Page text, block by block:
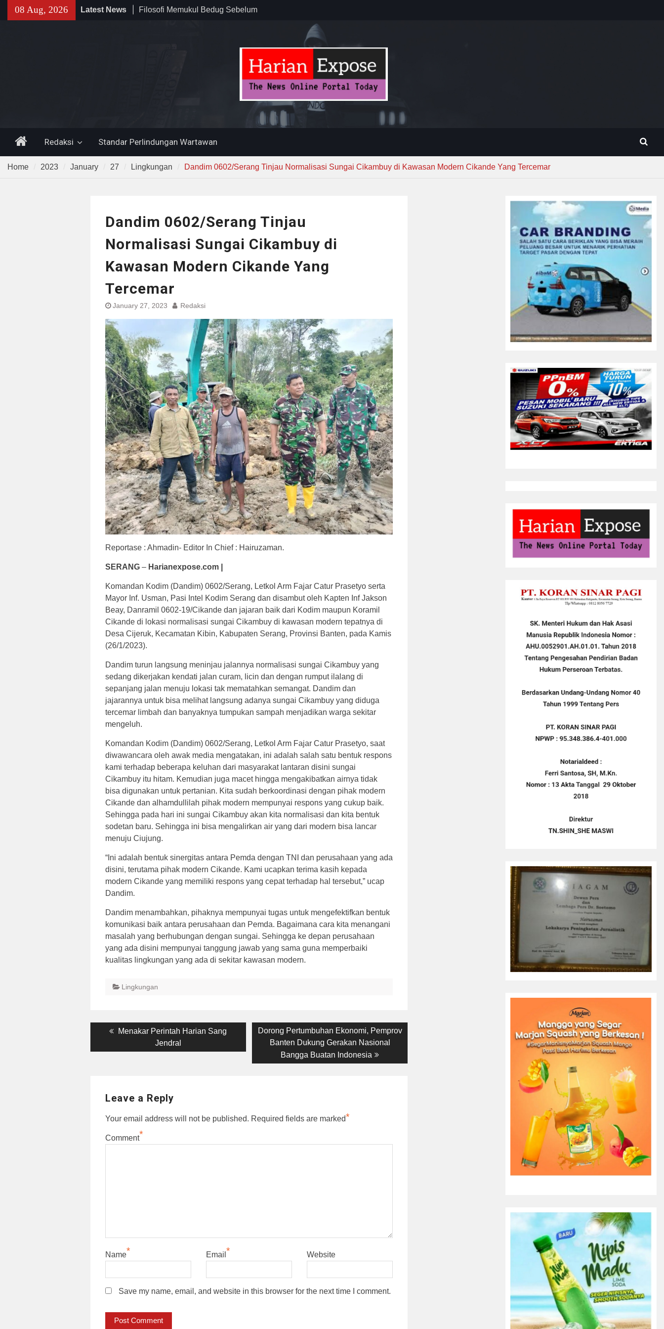
08 Aug, 2026 Latest News
Sholat Jum’at
Lama, DPR Minta Diusut Tuntas
HomeRedaksi Standar Perlindungan Wartawan
Home 2023 January 27 Lingkungan Dandim 0602/Serang Tinjau Normalisasi Sungai Cikambuy di Kawasan Modern Cikande Yang Tercemar
Dandim 0602/Serang Tinjau
Normalisasi Sungai Cikambuy di
Kawasan Modern Cikande Yang
Tercemar
January 27, 2023 Redaksi
Reportase : Ahmadin- Editor In Chief : Hairuzaman.
SERANG – Harianexpose.com |
Komandan Kodim (Dandim) 0602/Serang, Letkol Arm Fajar Catur Prasetyo serta
Mayor Inf. Usman, Pasi Intel Kodim Serang dan disambut oleh Kapten Inf Jakson
Beay, Danramil 0602-19/Cikande dan jajaran baik dari Kodim maupun Koramil
Cikande di lokasi normalisasi sungai Cikambuy di kawasan modern tepatnya di
Desa Cijeruk, Kecamatan Kibin, Kabupaten Serang, Provinsi Banten, pada Kamis
(26/1/2023).
Dandim turun langsung meninjau jalannya normalisasi sungai Cikambuy yang
sedang dikerjakan kendati jalan curam, licin dan dengan rumput ilalang di
sepanjang jalan menuju lokasi tak mematahkan semangat. Dandim dan
jajarannya untuk bisa melihat langsung adanya sungai Cikambuy yang diduga
tercemar limbah dan banyaknya tumpukan sampah menjadikan warga sekitar
mengeluh.
Komandan Kodim (Dandim) 0602/Serang, Letkol Arm Fajar Catur Prasetyo, saat
diwawancara oleh awak media mengatakan, ini adalah salah satu bentuk respons
kami terhadap beberapa keluhan dari masyarakat lantaran disini sungai
Cikambuy itu hitam. Kemudian juga macet hingga mengakibatkan airnya tidak
bisa digunakan untuk pertanian. Kita sudah berkoordinasi dengan pihak modern
Cikande dan alhamdullilah pihak modern mempunyai respons yang cukup baik.
Sehingga pada hari ini sungai Cikambuy akan kita normalisasi dan kita bentuk
sodetan baru. Sehingga ini bisa mengalirkan air yang dari modern bisa lancar
menuju Ciujung.
“Ini adalah bentuk sinergitas antara Pemda dengan TNI dan perusahaan yang ada
disini, terutama pihak modern Cikande. Kami ucapkan terima kasih kepada
modern Cikande yang memiliki respons yang cepat terhadap hal tersebut,” ucap
Dandim.
Dandim menambahkan, pihaknya mempunyai tugas untuk mengefektifkan bentuk
komunikasi baik antara perusahaan dan Pemda. Bagaimana cara kita menangani
masalah yang berhubungan dengan sungai. Sehingga ke depan perusahaan
yang ada disini mempunyai tanggung jawab yang sama guna memperbaiki
kualitas lingkungan yang ada di sekitar kawasan modern.
Lingkungan
Post Previous
Menakar Perintah Harian Sang
Jendral
Next
post:
Dorong Pertumbuhan Ekonomi, Pemprov
Banten Dukung Gerakan Nasional
Bangga Buatan Indonesia
Leave a Reply
Your email address will not be published. Required fields are marked*
Comment*
Name* Email * Website
Save my name, email, and website in this browser for the next time I comment.